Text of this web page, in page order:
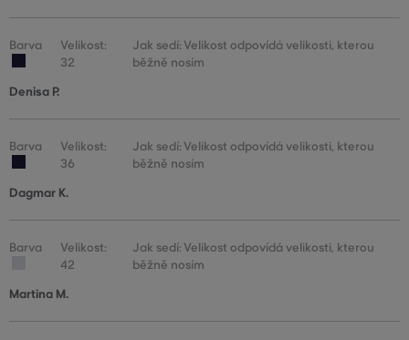
Barva
Velikost:
32
Jak sedí: Velikost odpovídá velikosti, kterou
běžně nosím
Denisa P.
Barva
Velikost:
36
Jak sedí: Velikost odpovídá velikosti, kterou
běžně nosím
Dagmar K.
Barva
Velikost:
42
Jak sedí: Velikost odpovídá velikosti, kterou
běžně nosím
Martina M.